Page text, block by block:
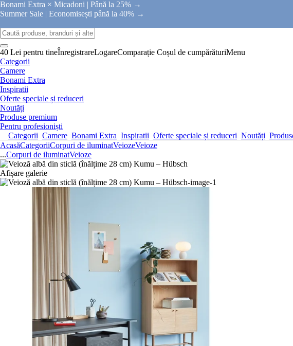
Bonami Extra × Micadoni | Până la 25% →
Summer Sale | Economisești până la 40% →
40 Lei pentru tineÎnregistrareLogareComparație Coșul de cumpărăturiMenu
Categorii
Camere
Bonami Extra
Inspiratii
Oferte speciale și reduceri
Noutăți
Produse premium
Pentru profesioniști
Categorii Camere Bonami Extra Inspiratii Oferte speciale și reduceri Noutăți
AcasăCategoriiCorpuri de iluminatVeiozeVeioze
...Corpuri de iluminatVeioze
Afișare galerie